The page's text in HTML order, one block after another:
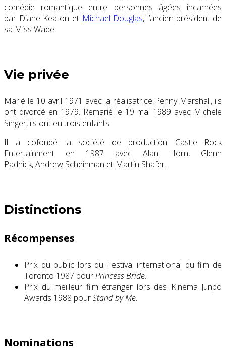
comédie romantique entre personnes âgées incarnées
par Diane Keaton et Michael Douglas, l’ancien président de
sa Miss Wade.
Vie privée
Marié le 10 avril 1971 avec la réalisatrice Penny Marshall, ils
ont divorcé en 1979. Remarié le 19 mai 1989 avec Michele
Singer, ils ont eu trois enfants.
Il a cofondé la société de production Castle Rock
Entertainment en 1987 avec Alan Horn, Glenn
Padnick, Andrew Scheinman et Martin Shafer.
Distinctions
Récompenses
Prix du public lors du Festival international du film de
Toronto 1987 pourPrincess Bride.
Prix du meilleur film étranger lors des Kinema Junpo
Awards 1988 pourStand by Me.
Nominations